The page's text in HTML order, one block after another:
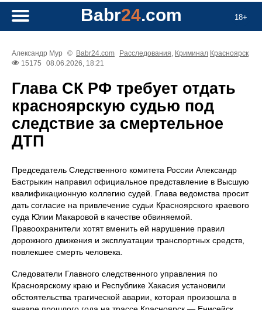
18+
Babr24.com
Александр Мур © Babr24.com Расследования, Криминал Красноярск
15175
08.06.2026, 18:21
Глава СК РФ требует отдать
красноярскую судью под
следствие за смертельное
ДТП
Председатель Следственного комитета России Александр
Бастрыкин направил официальное представление в Высшую
квалификационную коллегию судей. Глава ведомства просит
дать согласие на привлечение судьи Красноярского краевого
суда Юлии Макаровой в качестве обвиняемой.
Правоохранители хотят вменить ей нарушение правил
дорожного движения и эксплуатации транспортных средств,
повлекшее смерть человека.
Следователи Главного следственного управления по
Красноярскому краю и Республике Хакасия установили
обстоятельства трагической аварии, которая произошла в